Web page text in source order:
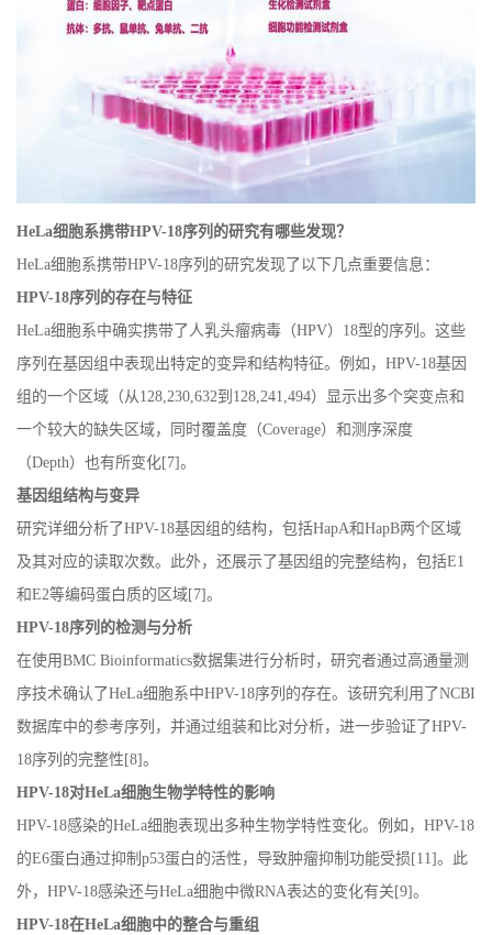
HeLa细胞系携带HPV-18序列的研究有哪些发现？
HeLa细胞系携带HPV-18序列的研究发现了以下几点重要信息：
HPV-18序列的存在与特征
HeLa细胞系中确实携带了人乳头瘤病毒（HPV） 18型的序列。这些
序列在基因组中表现出特定的变异和结构特征。例如， HPV-18基因
组的一个区域（从128,230,632到 128,241,494）显示出多个突变点和
一个较大的缺失区域，同时覆盖度（Coverage）和测序深度
（Depth）也有所变化[7]。
基因组结构与变异
研究详细分析了HPV-18基因组的结构，包括HapA和HapB两个区域
及其对应的读取次数。此外，还展示了基因组的完整结构，包括E1
和E2等编码蛋白质的区域[7]。
HPV-18序列的检测与分析
在使用BMC Bioinformatics数据集进行分析时，研究者通过高通量测
序技术确认了HeLa细胞系中HPV-18序列的存在。该研究利用了NCBI
数据库中的参考序列，并通过组装和比对分析，进一步验证了HPV-
18序列的完整性 [8]。
HPV-18对HeLa细胞生物学特性的影响
HPV-18感染的HeLa细胞表现出多种生物学特性变化。例如， HPV-18
的E6蛋白通过抑制 p53蛋白的活性，导致肿瘤抑制功能受损 [11]。此
外， HPV-18感染还与HeLa细胞中微RNA表达的变化有关 [9]。
HPV-18在HeLa细胞中的整合与重组